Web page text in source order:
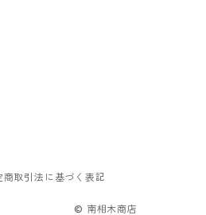
商取引法に基づく表記
© 南相木商店